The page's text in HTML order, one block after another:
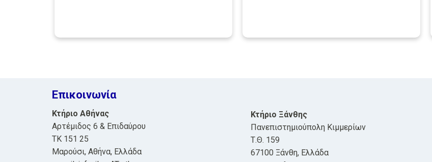
Επικοινωνία
Κτήριο Αθήνας
Αρτέμιδος 6 & Επιδαύρου
ΤΚ 151 25
Μαρούσι, Αθήνα, Ελλάδα
Κτήριο Ξάνθης
Πανεπιστημιούπολη Κιμμερίων
Τ.Θ. 159
67100 Ξάνθη, Ελλάδα